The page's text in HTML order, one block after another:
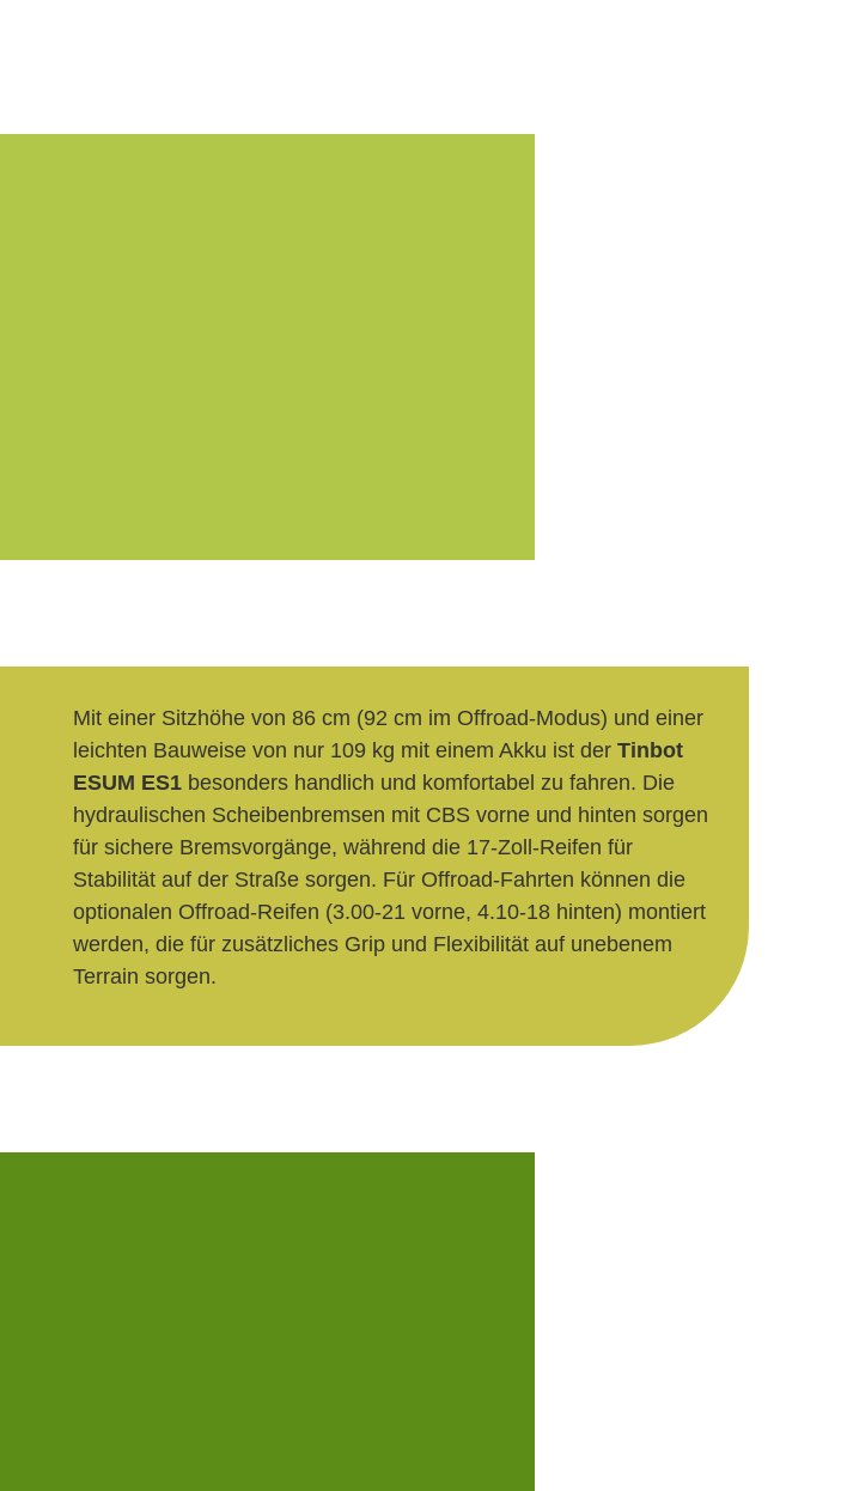
Mit einer Sitzhöhe von 86 cm (92 cm im Offroad-Modus) und einer
leichten Bauweise von nur 109 kg mit einem Akku ist der Tinbot
ESUM ES1 besonders handlich und komfortabel zu fahren. Die
hydraulischen Scheibenbremsen mit CBS vorne und hinten sorgen
für sichere Bremsvorgänge, während die 17-Zoll-Reifen für
Stabilität auf der Straße sorgen. Für Offroad-Fahrten können die
optionalen Offroad-Reifen (3.00-21 vorne, 4.10-18 hinten) montiert
werden, die für zusätzliches Grip und Flexibilität auf unebenem
Terrain sorgen.